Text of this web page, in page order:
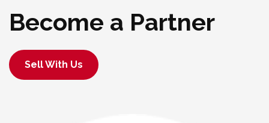
Become a Partner
Sell With Us